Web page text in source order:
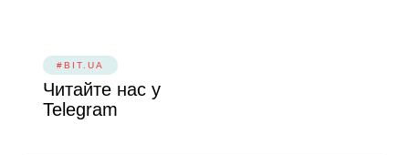
#BIT.UA
Читайте нас у
Telegram